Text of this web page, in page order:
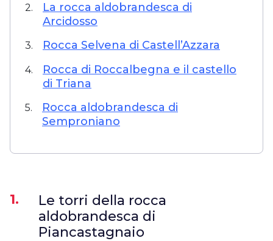
2.
La rocca aldobrandesca di
Arcidosso
3. Rocca Selvena di Castell’Azzara
4.
Rocca di Roccalbegna e il castello
di Triana
5.
Rocca aldobrandesca di
Semproniano
1.
Le torri della rocca
aldobrandesca di
Piancastagnaio